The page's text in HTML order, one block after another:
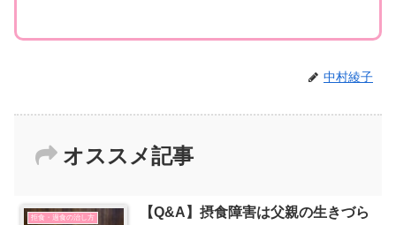
中村綾子
オススメ記事
拒食・過食の治し方
【Q&A】摂食障害は父親の生きづら